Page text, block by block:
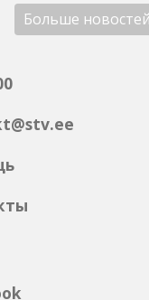
Больше новостей